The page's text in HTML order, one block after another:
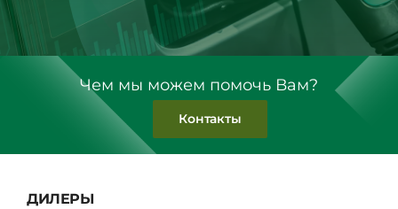
Чем мы можем помочь Вам?
Контакты
ДИЛЕРЫ